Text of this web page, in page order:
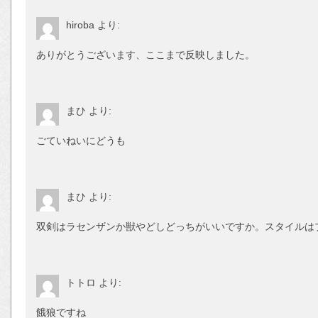
hiroba より:
ありがとうございます、ここまで反映しました。
まひ より:
ごていねいにどうも
まひ より:
双剣はラセンザンか獣やどしどっちがいいですか。スタイルは
トトロ より:
餓狼ですね